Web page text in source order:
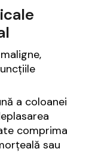
a coloanei
comprima
sau